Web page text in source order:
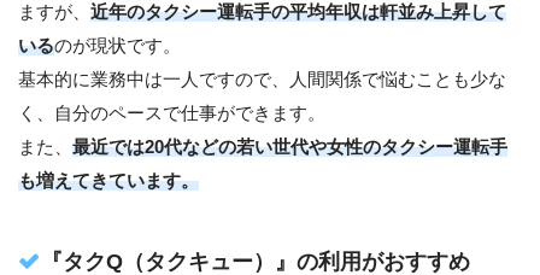
ますが、 近年のタクシー運転手の平均年収は軒並み上昇して
いるのが現状です。
基本的に業務中は一人ですので、人間関係で悩むことも少な
く、自分のペースで仕事ができます。
また、 最近では20代などの若い世代や女性のタクシー運転手
も増えてきています。
『タクQ（タクキュー）』の利用がおすすめ